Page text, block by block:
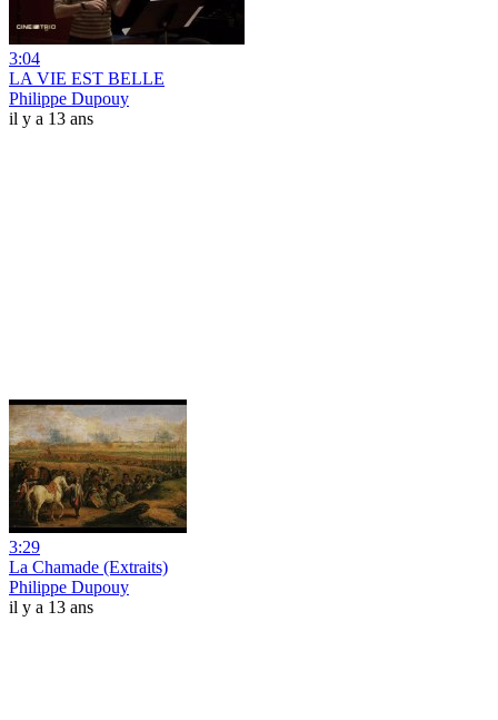
3:04
LA VIE EST BELLE
Philippe Dupouy
il y a 13 ans
3:29
La Chamade (Extraits)
Philippe Dupouy
il y a 13 ans